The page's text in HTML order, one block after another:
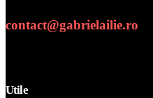
contact@gabrielailie.ro
Utile